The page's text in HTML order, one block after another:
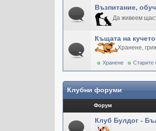
Възпитание,
Да живеем
Къщата на кучето
Хранене,
Хранене Старите
Клубни форуми
Форум
Клуб Булдог -